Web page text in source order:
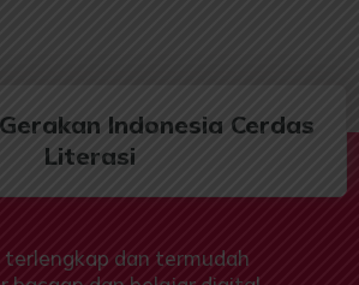
Indonesia Cerdas
Literasi
terlengkap dan termudah